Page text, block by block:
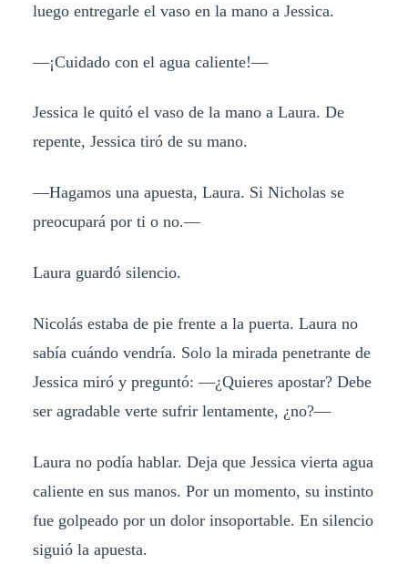
luego entregarle el vaso en la mano a Jessica.
—¡Cuidado con el agua caliente!—
Jessica le quitó el vaso de la mano a Laura. De
repente, Jessica tiró de su mano.
—Hagamos una apuesta, Laura. Si Nicholas se
preocupará por ti o no.—
Laura guardó silencio.
Nicolás estaba de pie frente a la puerta. Laura no
sabía cuándo vendría. Solo la mirada penetrante de
Jessica miró y preguntó: —¿Quieres apostar? Debe
ser agradable verte sufrir lentamente, ¿no?—
Laura no podía hablar. Deja que Jessica vierta agua
caliente en sus manos. Por un momento, su instinto
fue golpeado por un dolor insoportable. En silencio
siguió la apuesta.